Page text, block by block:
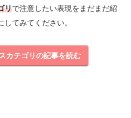
リで注意したい表現をまだまだ紹
てみてください。
カテゴリの記事を読む